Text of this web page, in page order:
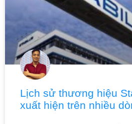
Lịch sử thương hiệu
xuất hiện trên nhiều